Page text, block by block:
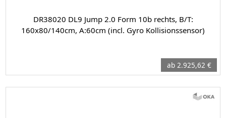
DR38020 DL9 Jump 2.0 Form 10b rechts, B/T:
160x80/140cm, A:60cm (incl. Gyro Kollisionssensor)
ab 2.925,62 €